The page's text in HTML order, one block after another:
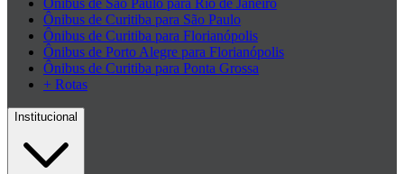
Ônibus de São Paulo para Rio de Janeiro
Ônibus de Curitiba para São Paulo
Ônibus de Curitiba para Florianópolis
Ônibus de Porto Alegre para Florianópolis
Ônibus de Curitiba para Ponta Grossa
+ Rotas
Institucional